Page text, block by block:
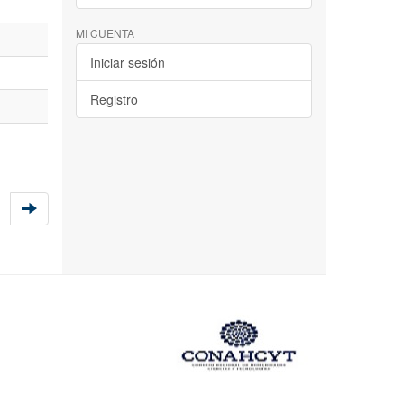
MI CUENTA
Iniciar sesión
Registro